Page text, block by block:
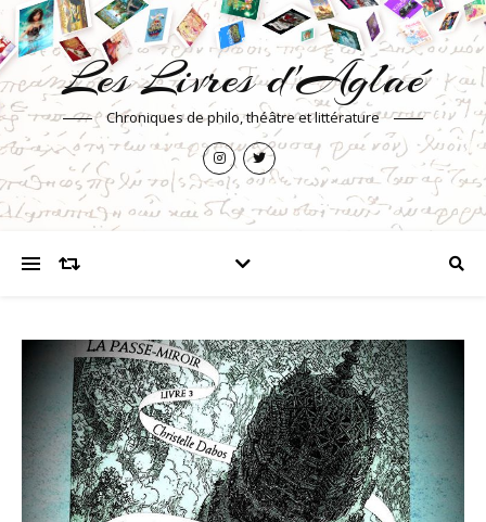
Les Livres d'Aglaé
Chroniques de philo, théâtre et littérature